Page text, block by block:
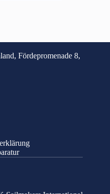
Fördepromenade 8,